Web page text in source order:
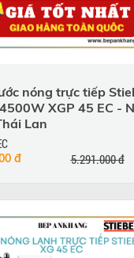
nóng trực tiếp
XGP 45 EC -
Lan
đ 5.291.000 đ